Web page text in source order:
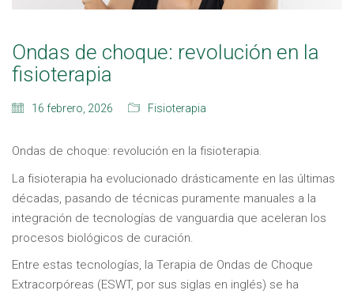
Ondas de choque: revolución en la
fisioterapia
16 febrero, 2026 Fisioterapia
Ondas de choque: revolución en la fisioterapia.
La fisioterapia ha evolucionado drásticamente en las últimas
décadas, pasando de técnicas puramente manuales a la
integración de tecnologías de vanguardia que aceleran los
procesos biológicos de curación.
Entre estas tecnologías, la Terapia de Ondas de Choque
Extracorpóreas (ESWT, por sus siglas en inglés) se ha